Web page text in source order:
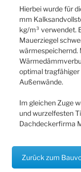
Hierbei wurde für
mm
kg/m³ verwendet.
Mauerziegel
wärmespeichernd.
optimal
Außenwände.
Im gleichen Zuge
und wurzelfesten
Dachdeckerfirma
Zurück zum